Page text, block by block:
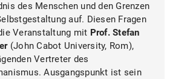
des Menschen und den Grenzen
auf. Diesen Fragen
Veranstaltung mit Prof. Stefan
(John Cabot University, Rom),
Vertreter des
Ausgangspunkt ist sein